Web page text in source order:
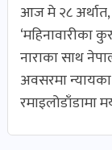
खेल
र
खेलाडी
आज मे २८ अर्थात,
‘महिनावारीका
नाराका साथ
अवसरमा
रमाइलोडाँडामा